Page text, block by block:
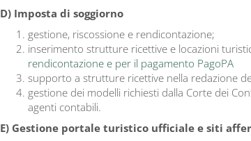
D) Imposta di soggiorno
gestione, riscossione e rendicontazione;
inserimento strutture ricettive e locazioni
rendicontazione e per il pagamento PagoPA
supporto a strutture ricettive nella redazione
gestione dei modelli richiesti dalla Corte dei
agenti contabili.
E) Gestione portale turistico ufficiale e siti